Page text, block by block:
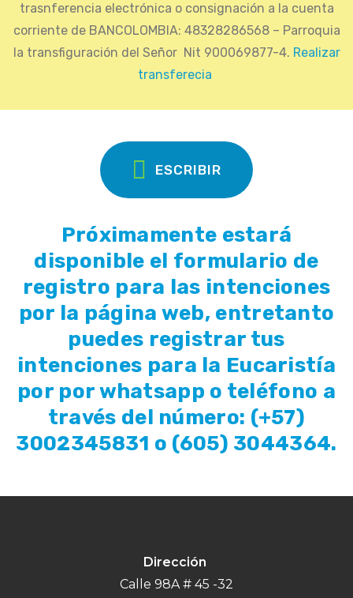
trasnferencia electrónica o consignación a la cuenta
corriente de BANCOLOMBIA: 48328286568 – Parroquia
la transfiguración del Señor Nit 900069877-4. Realizar
transferecia
ESCRIBIR
Próximamente estará
disponible el formulario de
registro para las intenciones
por la página web, entretanto
puedes registrar tus
intenciones para la Eucaristía
por por whatsapp o teléfono a
través del número: (+57)
3002345831 o (605) 3044364.
Dirección
Calle 98A # 45 -32